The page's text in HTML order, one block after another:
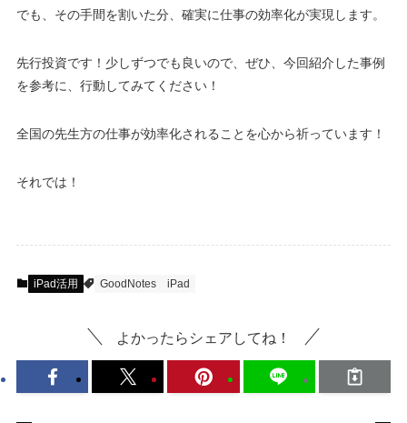
でも、その手間を割いた分、確実に仕事の効率化が実現します。
先行投資です！少しずつでも良いので、ぜひ、今回紹介した事例
を参考に、行動してみてください！
全国の先生方の仕事が効率化されることを心から祈っています！
それでは！
iPad活用 GoodNotes iPad
よかったらシェアしてね！